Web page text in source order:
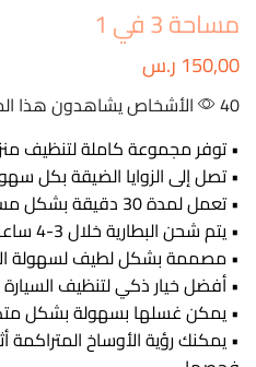
مساحة 3 في 1
150,00 ر.س
40 الأشخاص يشاهدون هذا المنتج الآن
• توفر مجموعة كاملة لتنظيف
• تصل إلى الزوايا الضيقة بكل
• تعمل لمدة 30 دقيقة بشكل مستمر
• يتم شحن البطارية خلال 3-4 ساعات لكل شحنة.
• مصممة بشكل لطيف لسهولة
• أفضل خيار ذكي لتنظيف السيارة
• يمكن غسلها بسهولة بشكل
• يمكنك رؤية الأوساخ المتراكمة